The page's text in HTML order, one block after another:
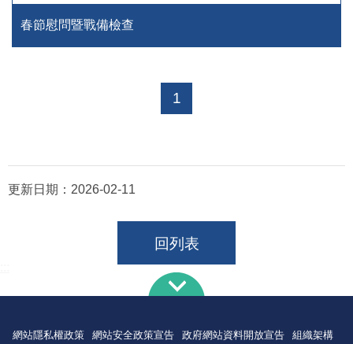
春節慰問暨戰備檢查
1
更新日期： 2026-02-11
回列表
網站隱私權政策 網站安全政策宣告 政府網站資料開放宣告 組織架構